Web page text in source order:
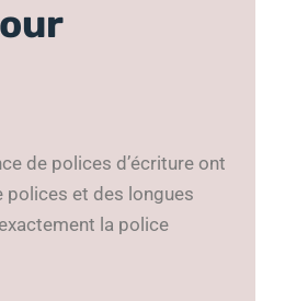
de polices d’écriture ont
polices et des longues
la police